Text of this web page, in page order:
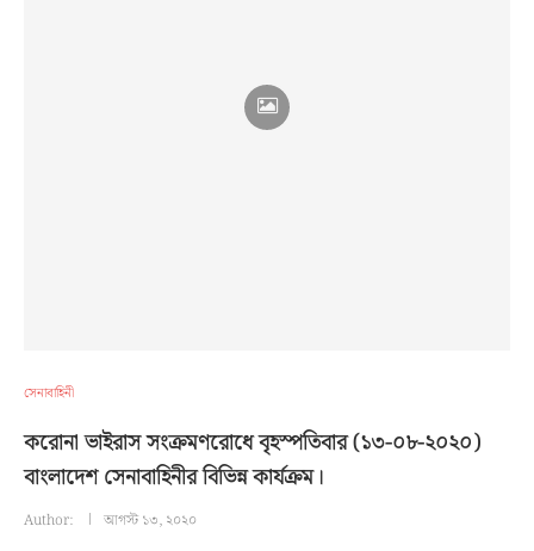
সেনাবাহিনী
করোনা ভাইরাস সংক্রমণরোধে বৃহস্পতিবার (১৩-০৮-২০২০)
বাংলাদেশ সেনাবাহিনীর বিভিন্ন কার্যক্রম।
Author: আগস্ট ১৩, ২০২০